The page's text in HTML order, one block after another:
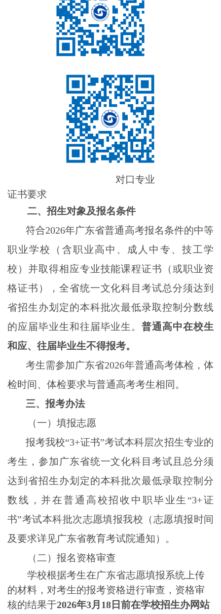
对口专业
证书要求
二、招生对象及报名条件
符合2026年广东省普通高考报名条件的中等
职业学校（含职业高中、成人中专、技工学
校）并取得相应专业技能课程证书（或职业资
格证书），全省统一文化科目考试总分须达到
省招生办划定的本科批次最低录取控制分数线
的应届毕业生和往届毕业生。普通高中在校生
和应、往届毕业生不得报考。
考生需参加广东省2026年普通高考体检，体
检时间、体检要求与普通高考考生相同。
三、报考办法
（一）填报志愿
报考我校“3+证书”考试本科层次招生专业的
考生， 参加广东省统一文化科目考试且总分须
达到省招生办划定的本科批次最低录取控制分
数线， 并在普通高校招收中职毕业生“3+证
书”考试本科批次志愿填报我校（志愿填报时间
及要求详见广东省教育考试院通知）。
（二） 报名资格审查
学校根据考生在广东省志愿填报系统上传
的材料，对考生的报考资格进行审查，资格审
核的结果于2026年3月 18 日前在学校招生办网站